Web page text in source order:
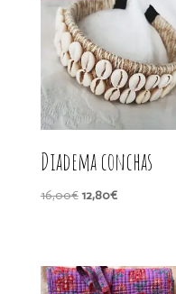
Diadema conchas
16,00€El
16,00€.
12,80€El
12,80€.